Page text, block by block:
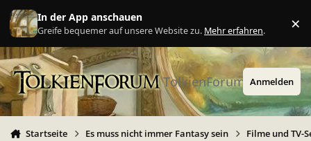
Zu Inhalt springen
In der App anschauen
Greife bequemer auf unsere Website zu. Mehr erfahren. ×
TolkienForum Anmelden
Startseite Es muss nicht immer Fantasy sein Filme und TV-